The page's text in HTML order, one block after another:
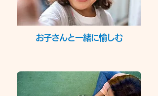
お子さんと一緒に愉しむ